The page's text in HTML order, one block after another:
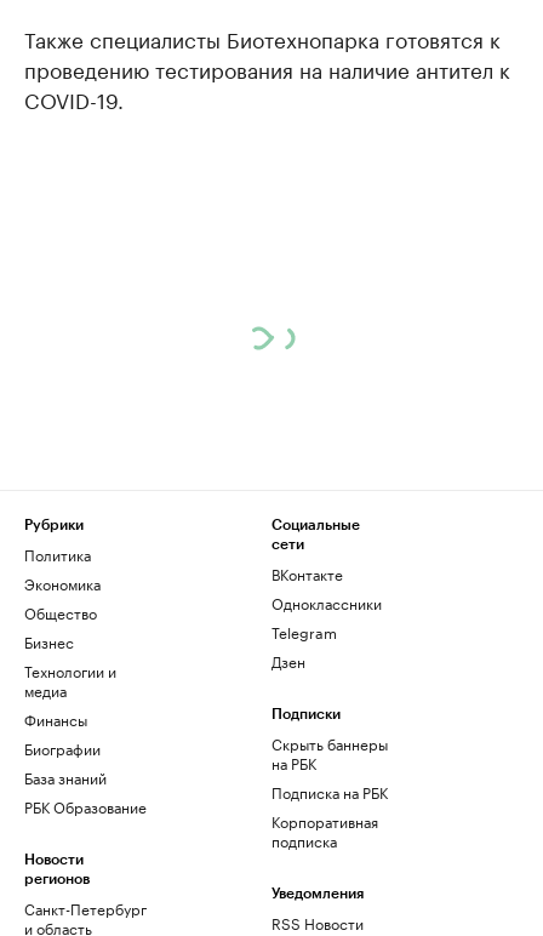
Также специалисты Биотехнопарка готовятся к
проведению тестирования на наличие антител к
COVID-19.
Рубрики
Политика
Экономика
Общество
Бизнес
Технологии и
медиа
Финансы
Биографии
База знаний
РБК Образование
Новости
регионов
Санкт-Петербург
и область
Социальные
сети
ВКонтакте
Одноклассники
Telegram
Дзен
Подписки
Скрыть баннеры
на РБК
Подписка на РБК
Корпоративная
подписка
Уведомления
RSS Новости